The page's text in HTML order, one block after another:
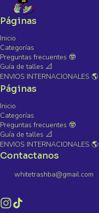
Páginas
Inicio
Categorías
Preguntas frecuentes 🤓
Guía de talles 📐
ENVIOS INTERNACIONALES 🌎
Páginas
Inicio
Categorías
Preguntas frecuentes 🤓
Guía de talles 📐
ENVIOS INTERNACIONALES 🌎
Contactanos
whitetrashba@gmail.com